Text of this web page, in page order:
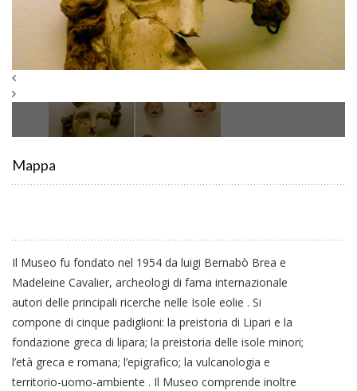
Mappa
Il Museo fu fondato nel 1954 da luigi Bernabò Brea e
Madeleine Cavalier, archeologi di fama internazionale
autori delle principali ricerche nelle Isole eolie . Si
compone di cinque padiglioni: la preistoria di Lipari e la
fondazione greca di lipara; la preistoria delle isole minori;
l’età greca e romana; l’epigrafico; la vulcanologia e
territorio-uomo-ambiente . Il Museo comprende inoltre